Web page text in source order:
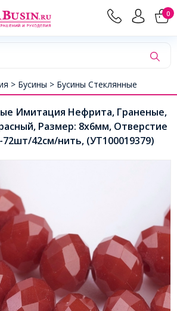
0
> Бусины > Бусины Стеклянные
Имитация Нефрита, Граненые,
Размер: 8х6мм, Отверстие
42см/нить, (УТ100019379)